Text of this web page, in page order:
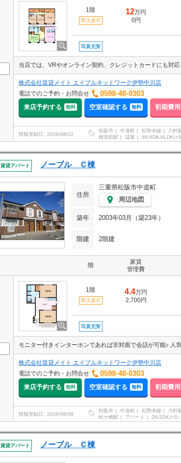
1階
即入居可
12万円
0円
写真充実
株式会社賃貸メイト エイブルネットワーク伊勢中川店
電話でのご予約・お問合せ
0598-48-0303
来店予約する 無料 空室確認する 無料 初期費用
情報登録日 2026/08/02
松阪市 中道町 紀勢本線 六軒
権現前駅
貸家 4K/4DK/
賃貸アパート ノーブル Ｃ棟
住所
三重県松阪市中道町
周辺地図
築年 2003年03月（築23年）
階建 2階建
階
家賃
管理費
1階
即入居可
4.4万円
2,700円
写真充実
株式会社賃貸メイト エイブルネットワーク伊勢中川店
電話でのご予約・お問合せ
0598-48-0303
来店予約する 無料 空室確認する 無料 初期費用
情報登録日 2026/08/08
松阪市 中道町 紀勢本線 六軒
松ケ崎駅
アパート 2K/2DK(+S)
賃貸アパート ノーブル Ｃ棟